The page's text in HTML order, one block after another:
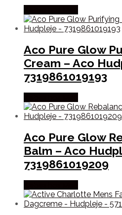
Aco Pure Glow
Cream – Aco
7319861019193
Aco Pure Glow
Balm – Aco
7319861019209